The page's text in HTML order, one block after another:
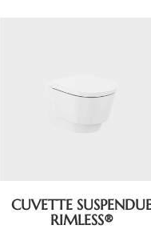
CUVETTE
RIMLESS®